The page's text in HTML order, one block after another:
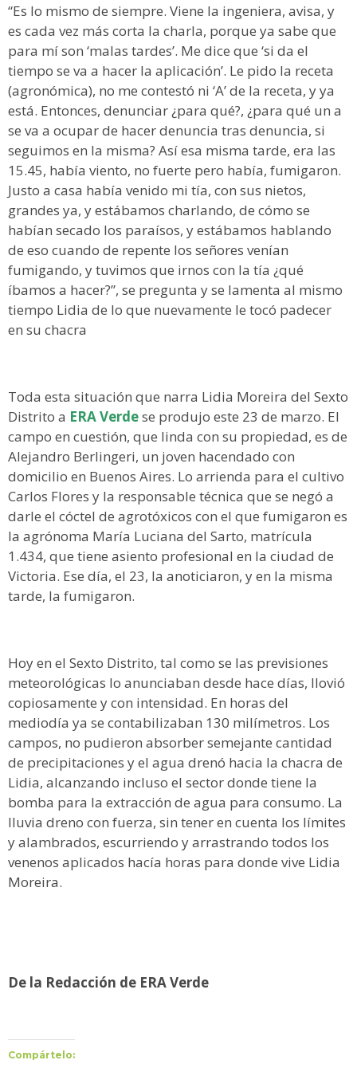
“Es lo mismo de siempre. Viene la ingeniera, avisa, y
es cada vez más corta la charla, porque ya sabe que
para mí son ‘malas tardes’. Me dice que ‘si da el
tiempo se va a hacer la aplicación’. Le pido la receta
(agronómica), no me contestó ni ‘A’ de la receta, y ya
está. Entonces, denunciar ¿para qué?, ¿para qué un a
se va a ocupar de hacer denuncia tras denuncia, si
seguimos en la misma? Así esa misma tarde, era las
15.45, había viento, no fuerte pero había, fumigaron.
Justo a casa había venido mi tía, con sus nietos,
grandes ya, y estábamos charlando, de cómo se
habían secado los paraísos, y estábamos hablando
de eso cuando de repente los señores venían
fumigando, y tuvimos que irnos con la tía ¿qué
íbamos a hacer?”, se pregunta y se lamenta al mismo
tiempo Lidia de lo que nuevamente le tocó padecer
en su chacra
Toda esta situación que narra Lidia Moreira del Sexto
Distrito a ERA Verdese produjo este 23 de marzo. El
campo en cuestión, que linda con su propiedad, es de
Alejandro Berlingeri, un joven hacendado con
domicilio en Buenos Aires. Lo arrienda para el cultivo
Carlos Flores y la responsable técnica que se negó a
darle el cóctel de agrotóxicos con el que fumigaron es
la agrónoma María Luciana del Sarto, matrícula
1.434, que tiene asiento profesional en la ciudad de
Victoria. Ese día, el 23, la anoticiaron, y en la misma
tarde, la fumigaron.
Hoy en el Sexto Distrito, tal como se las previsiones
meteorológicas lo anunciaban desde hace días, llovió
copiosamente y con intensidad. En horas del
mediodía ya se contabilizaban 130 milímetros. Los
campos, no pudieron absorber semejante cantidad
de precipitaciones y el agua drenó hacia la chacra de
Lidia, alcanzando incluso el sector donde tiene la
bomba para la extracción de agua para consumo. La
lluvia dreno con fuerza, sin tener en cuenta los límites
y alambrados, escurriendo y arrastrando todos los
venenos aplicados hacía horas para donde vive Lidia
Moreira.
De la Redacción de ERA Verde
Compártelo: